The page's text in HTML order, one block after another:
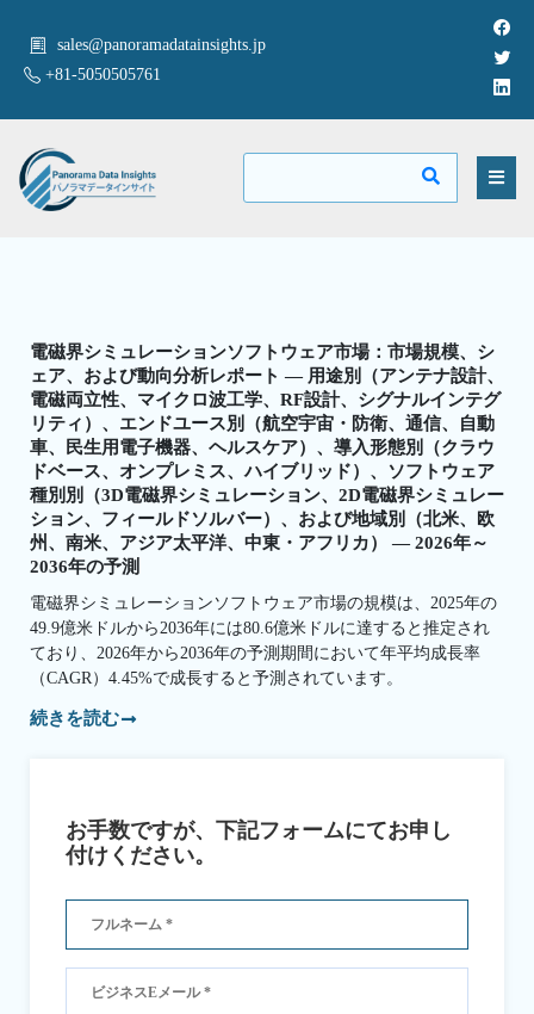
sales@panoramadatainsights.jp
+81-5050505761
電磁界シミュレーションソフトウェア市場：市場規模、シ
ェア、および動向分析レポート — 用途別（アンテナ設計、
電磁両立性、マイクロ波工学、RF設計、シグナルインテグ
リティ）、エンドユース別（航空宇宙・防衛、通信、自動
車、民生用電子機器、ヘルスケア）、導入形態別（クラウ
ドベース、オンプレミス、ハイブリッド）、ソフトウェア
種別別（3D電磁界シミュレーション、2D電磁界シミュレー
ション、フィールドソルバー）、および地域別（北米、欧
州、南米、アジア太平洋、中東・アフリカ） — 2026年～
2036年の予測
電磁界シミュレーションソフトウェア市場の規模は、2025年の
49.9億米ドルから2036年には80.6億米ドルに達すると推定され
ており、2026年から2036年の予測期間において年平均成長率
（CAGR）4.45%で成長すると予測されています。
続きを読む
お手数ですが、下記フォームにてお申し
付けください。